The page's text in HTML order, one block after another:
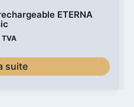
ETERNA
TVA
suite